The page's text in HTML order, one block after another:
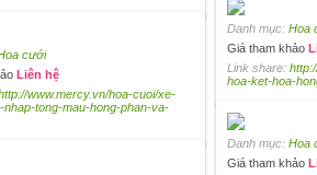
Danh mục: Hoa
Giá tham khảo
Link share:
hoa-ket-hoa-
cưới
Liên hệ
www.mercy.vn/hoa-cuoi/xe-
nhap-tong-mau-hong-phan-va-
Danh mục: Hoa
Giá tham khảo